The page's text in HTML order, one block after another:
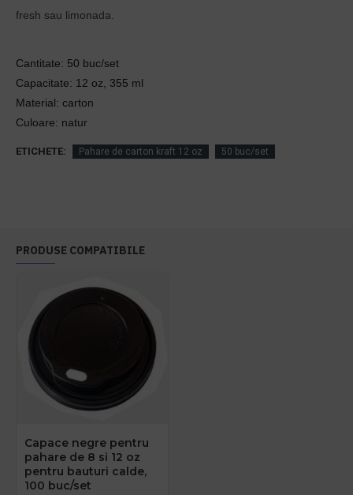
fresh sau limonada.
Cantitate: 50 buc/set
Capacitate: 12 oz, 355 ml
Material: carton
Culoare: natur
ETICHETE: Pahare de carton kraft 12 oz 50 buc/set
PRODUSE COMPATIBILE
Capace negre pentru
pahare de 8 si 12 oz
pentru bauturi calde,
100 buc/set